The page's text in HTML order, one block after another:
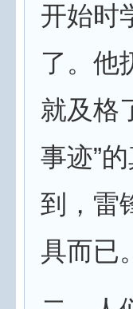
开始时
了。他
就及格
事迹”
到，雷
具而已。